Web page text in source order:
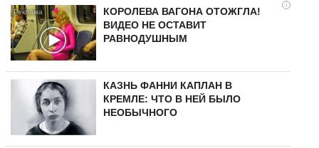
i
КОРОЛЕВА ВАГОНА ОТОЖГЛА!
ВИДЕО НЕ ОСТАВИТ
РАВНОДУШНЫМ
КАЗНЬ ФАННИ КАПЛАН В
КРЕМЛЕ: ЧТО В НЕЙ БЫЛО
НЕОБЫЧНОГО